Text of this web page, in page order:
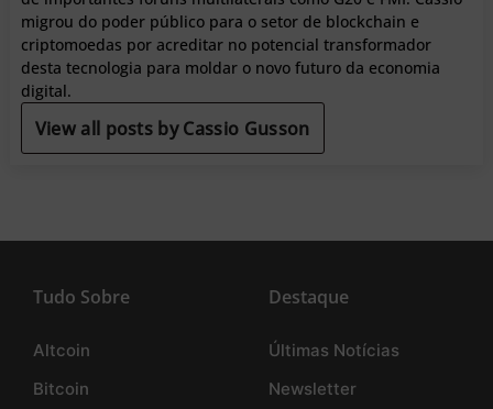
migrou do poder público para o setor de blockchain e
criptomoedas por acreditar no potencial transformador
desta tecnologia para moldar o novo futuro da economia
digital.
View all posts by Cassio Gusson
Tudo Sobre
Altcoin
Bitcoin
Destaque
Últimas Notícias
Newsletter